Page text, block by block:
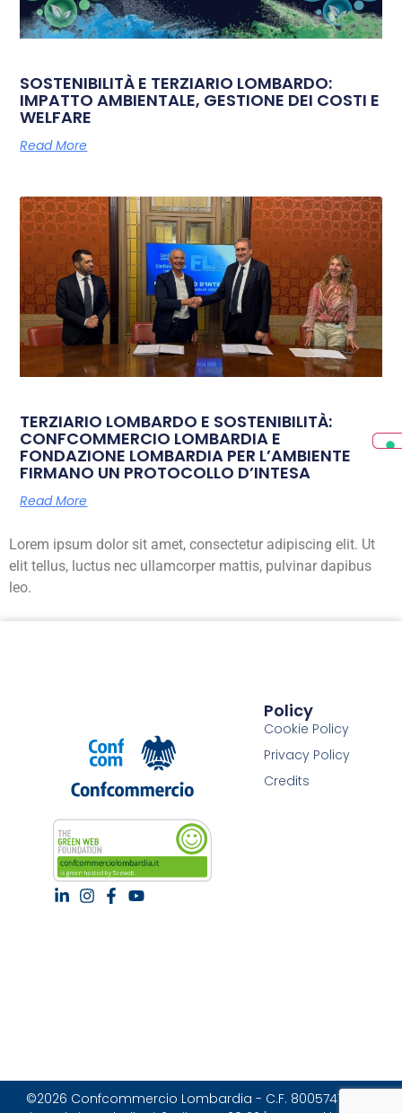
SOSTENIBILITÀ E TERZIARIO LOMBARDO:
IMPATTO AMBIENTALE, GESTIONE DEI COSTI E
WELFARE
Read More
TERZIARIO LOMBARDO E SOSTENIBILITÀ:
CONFCOMMERCIO LOMBARDIA E
FONDAZIONE LOMBARDIA PER L’AMBIENTE
FIRMANO UN PROTOCOLLO D’INTESA
Read More
Lorem ipsum dolor sit amet, consectetur adipiscing elit. Ut
elit tellus, luctus nec ullamcorper mattis, pulvinar dapibus
leo.
Policy
Cookie Policy
Privacy Policy
Credits
©2026 Confcommercio Lombardia - C.F. 80057470157 |